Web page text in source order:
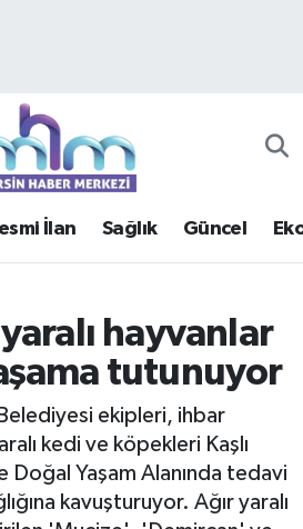
İlan Sağlık Güncel
hayvanlar
tutunuyor
ekipleri, ihbar
kedi ve köpekleri Kaşlı
Doğal Yaşam Alanında tedavi
kavuşturuyor. Ağır yaralı
Haritası
ve Fikstür